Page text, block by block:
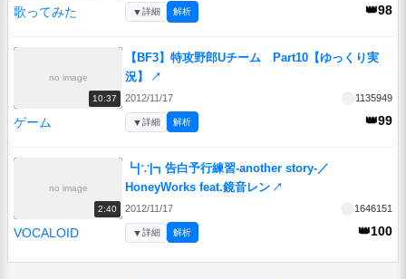
歌ってみた 👑98
▼詳細 解析
no image
10:37
【BF3】特攻野郎Uチーム Part10【ゆっくり実
況】
↗
2012/11/17 1135949
ゲーム 👑99
▼詳細 解析
no image
2:40
┗|∵|┓告白予行練習-another story-／
HoneyWorks feat.鏡音レン ↗
2012/11/17 1646151
VOCALOID 👑100
▼詳細 解析